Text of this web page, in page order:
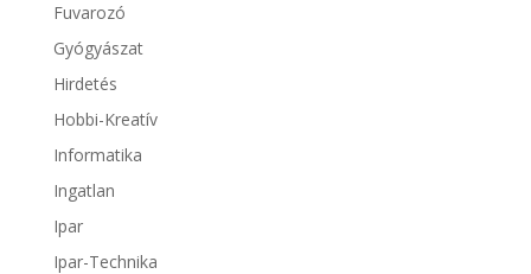
Fuvarozó
Gyógyászat
Hirdetés
Hobbi-Kreatív
Informatika
Ingatlan
Ipar
Ipar-Technika